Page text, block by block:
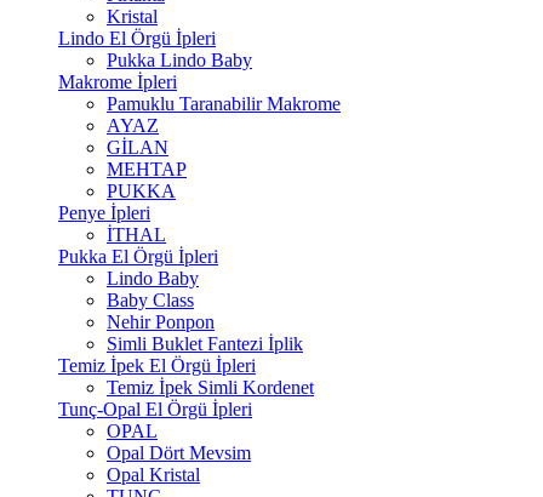
Kristal
Lindo El Örgü İpleri
Pukka Lindo Baby
Makrome İpleri
Pamuklu Taranabilir Makrome
AYAZ
GİLAN
MEHTAP
PUKKA
Penye İpleri
İTHAL
Pukka El Örgü İpleri
Lindo Baby
Baby Class
Nehir Ponpon
Simli Buklet Fantezi İplik
Temiz İpek El Örgü İpleri
Temiz İpek Simli Kordenet
Tunç-Opal El Örgü İpleri
OPAL
Opal Dört Mevsim
Opal Kristal